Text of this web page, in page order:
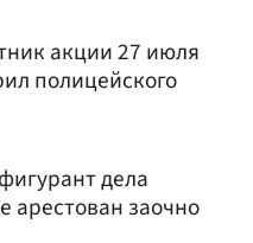
акции 27 июля
полицейского
дела
арестован заочно